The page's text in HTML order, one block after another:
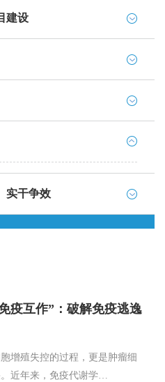
建设
实干争效
疫互作”：破解免疫逃逸
殖失控的过程，更是肿瘤细
近年来，免疫代谢学